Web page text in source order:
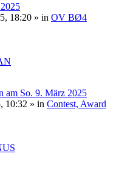
18:20 » in OV BØ4
am So. 9. März 2025
10:32 » in Contest, Award